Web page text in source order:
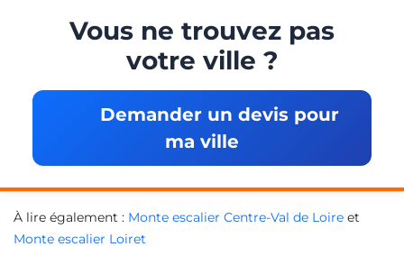
Vous ne trouvez pas
votre ville ?
Demander un devis pour
ma ville
À lire également : Monte escalier Centre-Val de Loire et
Monte escalier Loiret